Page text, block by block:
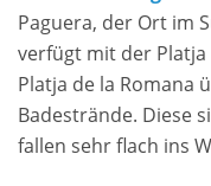
Paguera, der Ort im
verfügt mit der
Platja de la Romana
Badestrände. Diese
fallen sehr flach ins